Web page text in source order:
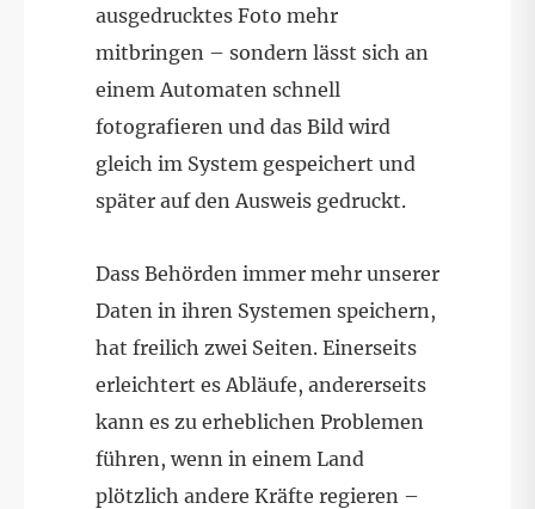
ausgedrucktes Foto mehr
mitbringen – sondern lässt sich an
einem Automaten schnell
fotografieren und das Bild wird
gleich im System gespeichert und
später auf den Ausweis gedruckt.
Dass Behörden immer mehr unserer
Daten in ihren Systemen speichern,
hat freilich zwei Seiten. Einerseits
erleichtert es Abläufe, andererseits
kann es zu erheblichen Problemen
führen, wenn in einem Land
plötzlich andere Kräfte regieren –